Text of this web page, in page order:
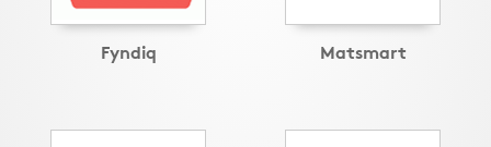
Fyndiq Matsmart